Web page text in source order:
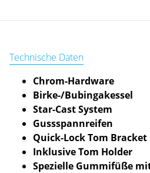
Technische Daten
Chrom-Hardware
Birke-/Bubingakessel
Star-Cast System
Gussspannreifen
Quick-Lock Tom Bracket
Inklusive Tom Holder
Spezielle Gummifüße